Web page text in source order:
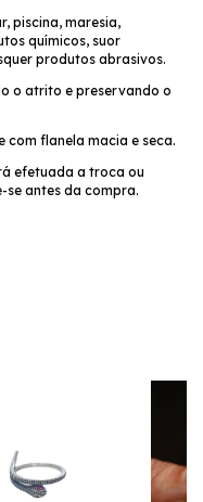
piscina, maresia,
químicos, suor
produtos abrasivos.
o atrito e preservando o
com flanela macia e seca.
efetuada a troca ou
antes da compra.